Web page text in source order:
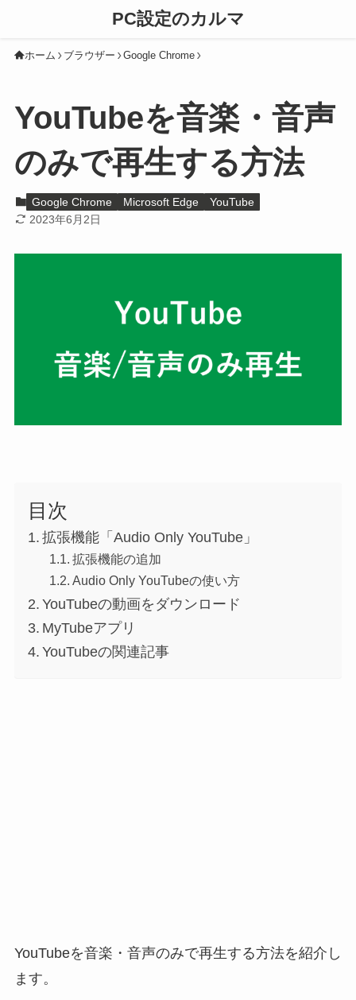
PC設定のカルマ
ホーム ブラウザー Google Chrome
YouTubeを音楽・音声
のみで再生する方法
Google Chrome Microsoft Edge
YouTube
2023年6月2日
目次
拡張機能「Audio Only YouTube」
拡張機能の追加
Audio Only YouTubeの使い方
YouTubeの動画をダウンロード
MyTubeアプリ
YouTubeの関連記事
YouTubeを音楽・音声のみで再生する方法を紹介し
ます。